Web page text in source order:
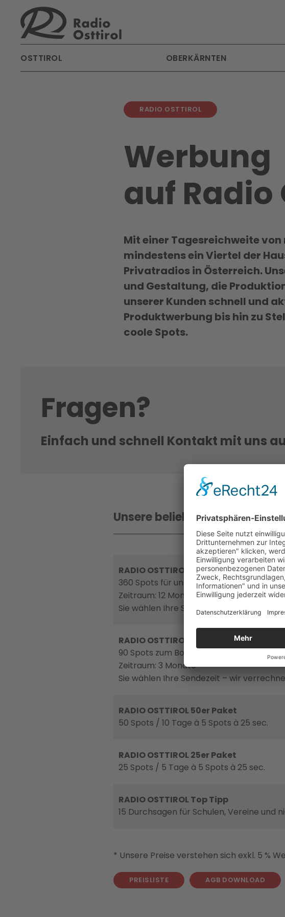
Skip to main content
OSTTIROL OBERKÄRNTEN
RADIO OSTTIROL
Werbung
auf
Mit einer Tagesreichweite
mindestens ein Viertel der
Privatradios in Österreich.
und Gestaltung, die
unserer Kunden schnell und
Produktwerbung bis hin zu
coole Spots.
Fragen?
Einfach und schnell Kontakt mit uns
Unsere beliebtesten Pakete
RADIO OSTTIROL Stammkundenpaket
360 Spots für unsere Stammkunden pro
Zeitraum: 12 Monate
Sie wählen Ihre Sendezeit – wir
RADIO OSTTIROL Powerpaket
90 Spots zum Bonus-Preis pro 25-sec-
Zeitraum: 3 Monate
Sie wählen Ihre Sendezeit – wir
RADIO OSTTIROL 50er Paket
50 Spots / 10 Tage à 5 Spots à 25 sec.
RADIO OSTTIROL 25er Paket
25 Spots / 5 Tage à 5 Spots à 25 sec.
RADIO OSTTIROL Top Tipp
15 Durchsagen für Schulen, Vereine
* Unsere Preise verstehen sich exkl. 5 %
PREISLISTE AGB DOWNLOAD